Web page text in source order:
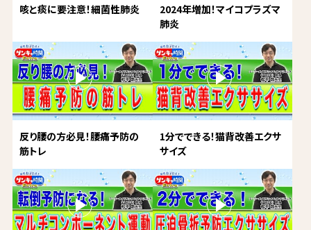
咳と痰に要注意！細菌性肺炎
2024年増加！マイコプラズマ
肺炎
反り腰の方必見！腰痛予防の
筋トレ
1分でできる！猫背改善エクサ
サイズ